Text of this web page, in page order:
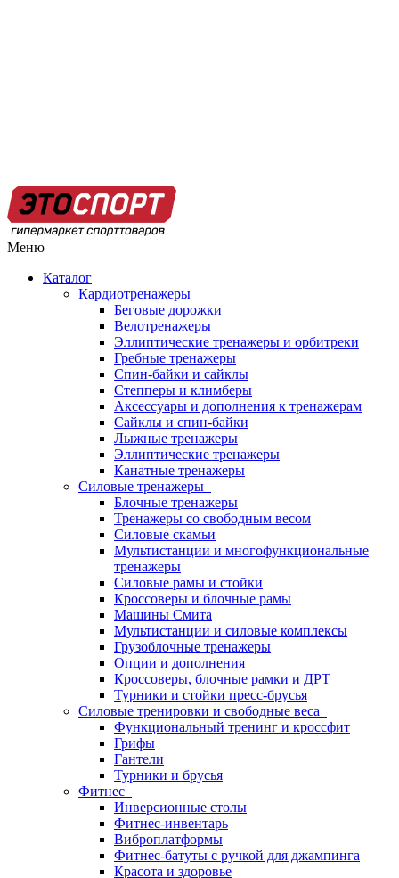
Меню
Каталог
Кардиотренажеры
Беговые дорожки
Велотренажеры
Эллиптические тренажеры и орбитреки
Гребные тренажеры
Спин-байки и сайклы
Степперы и климберы
Аксессуары и дополнения к тренажерам
Сайклы и спин-байки
Лыжные тренажеры
Эллиптические тренажеры
Канатные тренажеры
Силовые тренажеры
Блочные тренажеры
Тренажеры со свободным весом
Силовые скамьи
Мультистанции и многофункциональные
тренажеры
Силовые рамы и стойки
Кроссоверы и блочные рамы
Машины Смита
Мультистанции и силовые комплексы
Грузоблочные тренажеры
Опции и дополнения
Кроссоверы, блочные рамки и ДРТ
Турники и стойки пресс-брусья
Силовые тренировки и свободные веса
Функциональный тренинг и кроссфит
Грифы
Гантели
Турники и брусья
Фитнес
Инверсионные столы
Фитнес-инвентарь
Виброплатформы
Фитнес-батуты с ручкой для джампинга
Красота и здоровье